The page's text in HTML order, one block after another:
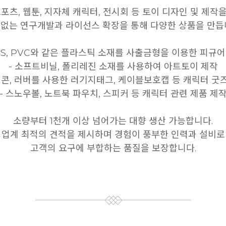
츠, 웹툰, 지자체 캐릭터, 전시회 등 토이 디자인 및 제작
는 연구개발과 라이선스 확장을 통해 다양한 상품을 만듭
PVC와 같은 플라스틱 소재를 사출금형을 이용한 피규
- 소프트비닐, 폴리레진 소재를 사용하여 아트토이 제작
, 러버를 사용한 러기지태그, 케이블보호캡 등 캐릭터 굿
- 스노우볼, 노트북 파우치, 스피커 등 캐릭터 관련 제품 제작
소량부터 1천개 이상 넘어가는 대향 생산 가능합니다.
업계 최적의 견적을 제시하며 경험이 풍부한 인력과 설비로
고객의 요구에 부합하는 품질을 보장합니다.